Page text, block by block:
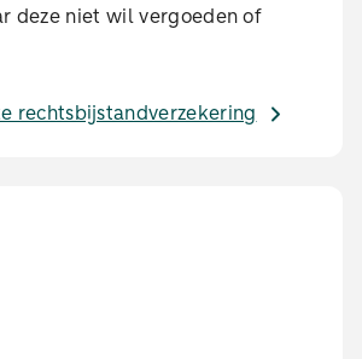
deze niet wil vergoeden of
rechtsbijstandverzekering